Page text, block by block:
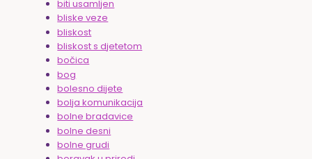
biti usamljen
bliske veze
bliskost
bliskost s djetetom
bočica
bog
bolesno dijete
bolja komunikacija
bolne bradavice
bolne desni
bolne grudi